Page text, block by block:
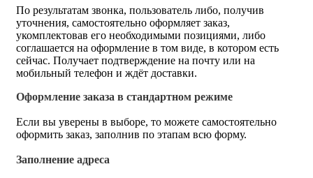
По результатам звонка, пользователь либо, получив
уточнения, самостоятельно оформляет заказ,
укомплектовав его необходимыми позициями, либо
соглашается на оформление в том виде, в котором есть
сейчас. Получает подтверждение на почту или на
мобильный телефон и ждёт доставки.
Оформление заказа в стандартном режиме
Если вы уверены в выборе, то можете самостоятельно
оформить заказ, заполнив по этапам всю форму.
Заполнение адреса